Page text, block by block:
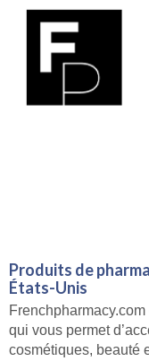
Produits de
États-Unis
qui vous permet
cosmétiques, beauté